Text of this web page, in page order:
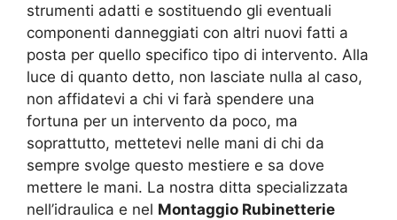
strumenti adatti e sostituendo gli eventuali
componenti danneggiati con altri nuovi fatti a
posta per quello specifico tipo di intervento. Alla
luce di quanto detto, non lasciate nulla al caso,
non affidatevi a chi vi farà spendere una
fortuna per un intervento da poco, ma
soprattutto, mettetevi nelle mani di chi da
sempre svolge questo mestiere e sa dove
mettere le mani. La nostra ditta specializzata
nell’idraulica e nel Montaggio Rubinetterie